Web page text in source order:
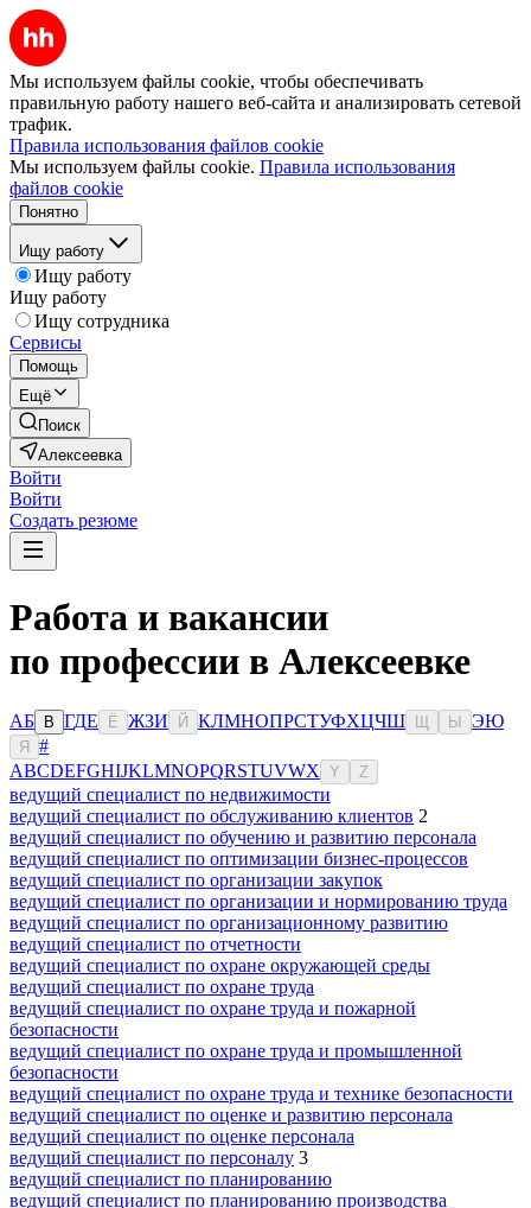
Мы используем файлы cookie, чтобы обеспечивать
правильную работу нашего веб-сайта и анализировать сетевой
трафик.
Правила использования файлов cookie
Мы используем файлы cookie. Правила использования
файлов cookie
Понятно
Ищу работу
Ищу работу
Ищу работу
Ищу сотрудника
Сервисы
Помощь
Ещё
Поиск
Алексеевка
Войти
Войти
Создать резюме
Работа и вакансии
по профессии в Алексеевке
АБ В ГДЕ Ё ЖЗИ Й КЛМНОПРСТУФХЦЧШ Ы ЭЮ
Я
#
ABCDEFGHIJKLMNOPQRSTUVWX Y Z
ведущий специалист по недвижимости
ведущий специалист по обслуживанию клиентов 2
ведущий специалист по обучению и развитию персонала
ведущий специалист по оптимизации бизнес-процессов
ведущий специалист по организации закупок
ведущий специалист по организации и нормированию труда
ведущий специалист по организационному развитию
ведущий специалист по отчетности
ведущий специалист по охране окружающей среды
ведущий специалист по охране труда
ведущий специалист по охране труда и пожарной
безопасности
ведущий специалист по охране труда и промышленной
безопасности
ведущий специалист по охране труда и технике безопасности
ведущий специалист по оценке и развитию персонала
ведущий специалист по оценке персонала
ведущий специалист по персоналу 3
ведущий специалист по планированию
ведущий специалист по планированию производства